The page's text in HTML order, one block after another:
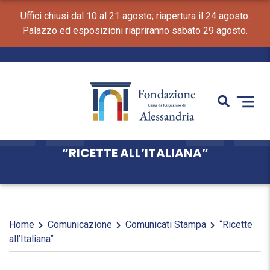
Uffici chiusi dal 10 al 21 agosto; riapertura il 24 agosto.
Palazzo ed esposizioni riapriranno sabato 29 agosto.
“RICETTE ALL’ITALIANA”
Home Comunicazione Comunicati Stampa
“Ricette
all’Italiana”